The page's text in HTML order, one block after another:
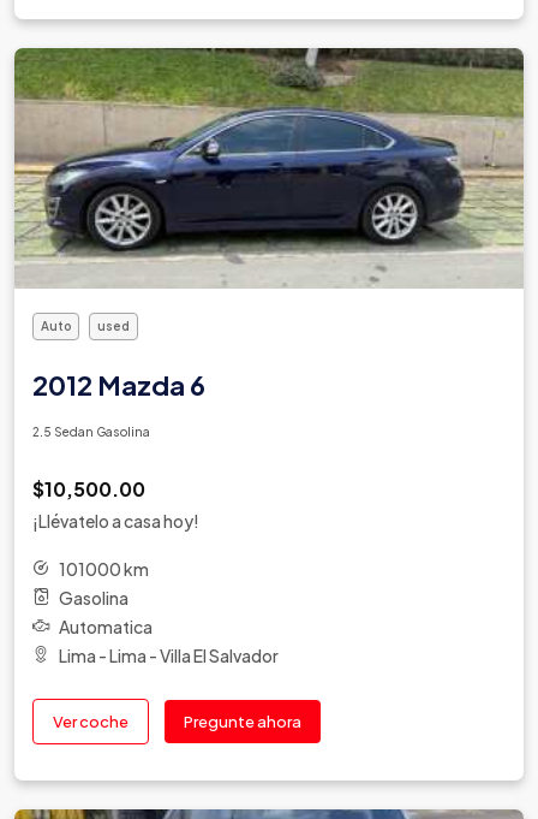
Auto used
2012 Mazda 6
2.5 Sedan Gasolina
$10,500.00
¡Llévatelo a casa hoy!
101000 km
Gasolina
Automatica
Lima - Lima - Villa El Salvador
Ver coche Pregunte ahora